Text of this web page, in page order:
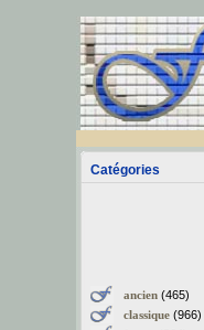
Catégories
ancien(465)
classique(966)